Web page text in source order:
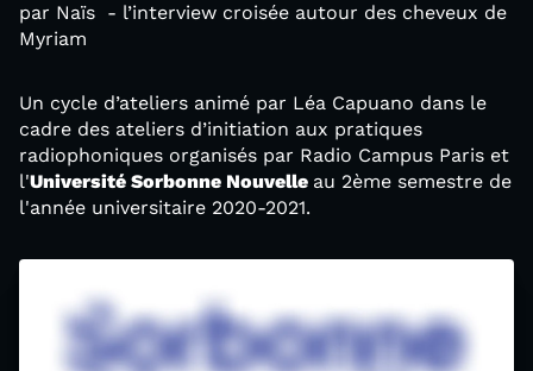
par Naïs - l’interview croisée autour des cheveux de
Myriam
Un cycle d’ateliers animé par Léa Capuano dans le
cadre des ateliers d’initiation aux pratiques
radiophoniques organisés par Radio Campus Paris et
l'Université Sorbonne Nouvelle au 2ème semestre de
l'année universitaire 2020-2021.